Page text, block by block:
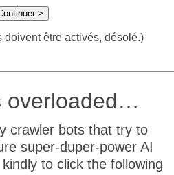
>
doivent être activés, désolé.)
overloaded…
crawler bots that try to
super-duper-power AI
to click the following